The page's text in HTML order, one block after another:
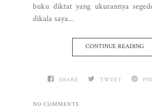
buku diktat yang ukurannya
dikala saya...
CONTINUE READING
SHARE TWEET PIN
NO COMMENTS